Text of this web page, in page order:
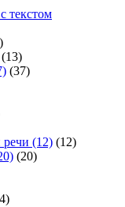
текстом
(13)
(37)
речи (12) (12)
(20)